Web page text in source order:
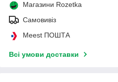
Магазини Rozetka
Самовивіз
Meest ПОШТА
Всі умови доставки